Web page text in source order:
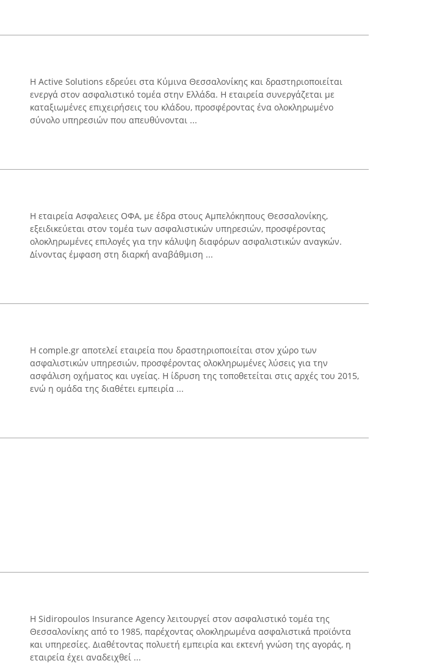
Η Active Solutions εδρεύει στα Κύμινα Θεσσαλονίκης και δραστηριοποιείται
ενεργά στον ασφαλιστικό τομέα στην Ελλάδα. Η εταιρεία συνεργάζεται με
καταξιωμένες επιχειρήσεις του κλάδου, προσφέροντας ένα ολοκληρωμένο
σύνολο υπηρεσιών που απευθύνονται ...
Η εταιρεία Ασφαλειες ΟΦΑ, με έδρα στους Αμπελόκηπους Θεσσαλονίκης,
εξειδικεύεται στον τομέα των ασφαλιστικών υπηρεσιών, προσφέροντας
ολοκληρωμένες επιλογές για την κάλυψη διαφόρων ασφαλιστικών αναγκών.
Δίνoντας έμφαση στη διαρκή αναβάθμιση ...
Η comple.gr αποτελεί εταιρεία που δραστηριοποιείται στον χώρο των
ασφαλιστικών υπηρεσιών, προσφέροντας ολοκληρωμένες λύσεις για την
ασφάλιση οχήματος και υγείας. Η ίδρυση της τοποθετείται στις αρχές του 2015,
ενώ η ομάδα της διαθέτει εμπειρία ...
Η Sidiropoulos Insurance Agency λειτουργεί στον ασφαλιστικό τομέα της
Θεσσαλονίκης από το 1985, παρέχοντας ολοκληρωμένα ασφαλιστικά προϊόντα
και υπηρεσίες. Διαθέτοντας πολυετή εμπειρία και εκτενή γνώση της αγοράς, η
εταιρεία έχει αναδειχθεί ...